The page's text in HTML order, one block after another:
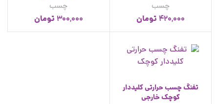
چسب
420,000 تومان
چسب
300,000 تومان
تفنگ چسب حرارتی کلیددار
کوچک خارجی